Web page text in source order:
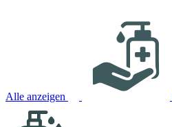
Alle anzeigen